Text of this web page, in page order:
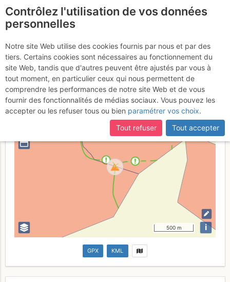
Schwarzstöckli
Suisse Canton de Glaris Alpes Glaronaises
+
–
500 m i
GPX KML
Contrôlez l'utilisation de vos données
personnelles
Notre site Web utilise des cookies fournis par nous et par des
tiers. Certains cookies sont nécessaires au fonctionnement du
site Web, tandis que d'autres peuvent être ajustés par vous à
tout moment, en particulier ceux qui nous permettent de
comprendre les performances de notre site Web et de vous
fournir des fonctionnalités de médias sociaux. Vous pouvez les
accepter ou les refuser tous ou bien paramétrer vos choix.
Tout refuser
Tout accepter